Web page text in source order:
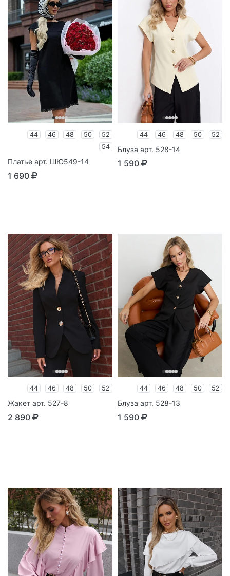
44 46 48 50
52
54
Платье арт. ШЮ549-14
1 690
44 46 48 50 52
Блуза арт. 528-14
1 590
44 46 48 50 52
Жакет арт. 527-8
2 890
44 46 48 50 52
Блуза арт. 528-13
1 590